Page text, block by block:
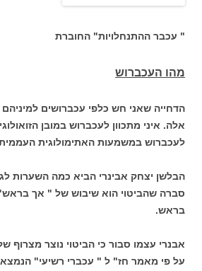
" עכבר ההתנחלויות" החוברת
מהו העכברוש
הדחייה שאני חש כלפי עכברושים למיניהם
אלה. איני מתכוון לעכברוש במובן הזואולוגי
לעכברוש במשמעות האתימולוגית העממית.
הבלשן יצחק אבינרי הביא כמה השערות לגבי
סברה שהביטוי הוא שיבוש של " אך בראש" –
בראש.
אבנרי עצמו סבור כי הביטוי נוצר מצרוף של
על פי מאמר חז" ל " עכברי רשיעי" הנמצא